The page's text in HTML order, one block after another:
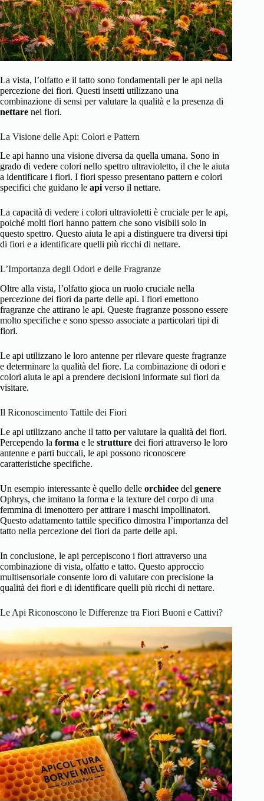
La vista, l’olfatto e il tatto sono fondamentali per le api nella
percezione dei fiori. Questi insetti utilizzano una
combinazione di sensi per valutare la qualità e la presenza di
nettare nei fiori.
La Visione delle Api: Colori e Pattern
Le api hanno una visione diversa da quella umana. Sono in
grado di vedere colori nello spettro ultravioletto, il che le aiuta
a identificare i fiori. I fiori spesso presentano pattern e colori
specifici che guidano le api verso il nettare.
La capacità di vedere i colori ultravioletti è cruciale per le api,
poiché molti fiori hanno pattern che sono visibili solo in
questo spettro. Questo aiuta le api a distinguere tra diversi tipi
di fiori e a identificare quelli più ricchi di nettare.
L’Importanza degli Odori e delle Fragranze
Oltre alla vista, l’olfatto gioca un ruolo cruciale nella
percezione dei fiori da parte delle api. I fiori emettono
fragranze che attirano le api. Queste fragranze possono essere
molto specifiche e sono spesso associate a particolari tipi di
fiori.
Le api utilizzano le loro antenne per rilevare queste fragranze
e determinare la qualità del fiore. La combinazione di odori e
colori aiuta le api a prendere decisioni informate sui fiori da
visitare.
Il Riconoscimento Tattile dei Fiori
Le api utilizzano anche il tatto per valutare la qualità dei fiori.
Percependo la forma e le strutture dei fiori attraverso le loro
antenne e parti buccali, le api possono riconoscere
caratteristiche specifiche.
Un esempio interessante è quello delle orchidee del genere
Ophrys, che imitano la forma e la texture del corpo di una
femmina di imenottero per attirare i maschi impollinatori.
Questo adattamento tattile specifico dimostra l’importanza del
tatto nella percezione dei fiori da parte delle api.
In conclusione, le api percepiscono i fiori attraverso una
combinazione di vista, olfatto e tatto. Questo approccio
multisensoriale consente loro di valutare con precisione la
qualità dei fiori e di identificare quelli più ricchi di nettare.
Le Api Riconoscono le Differenze tra Fiori Buoni e Cattivi?